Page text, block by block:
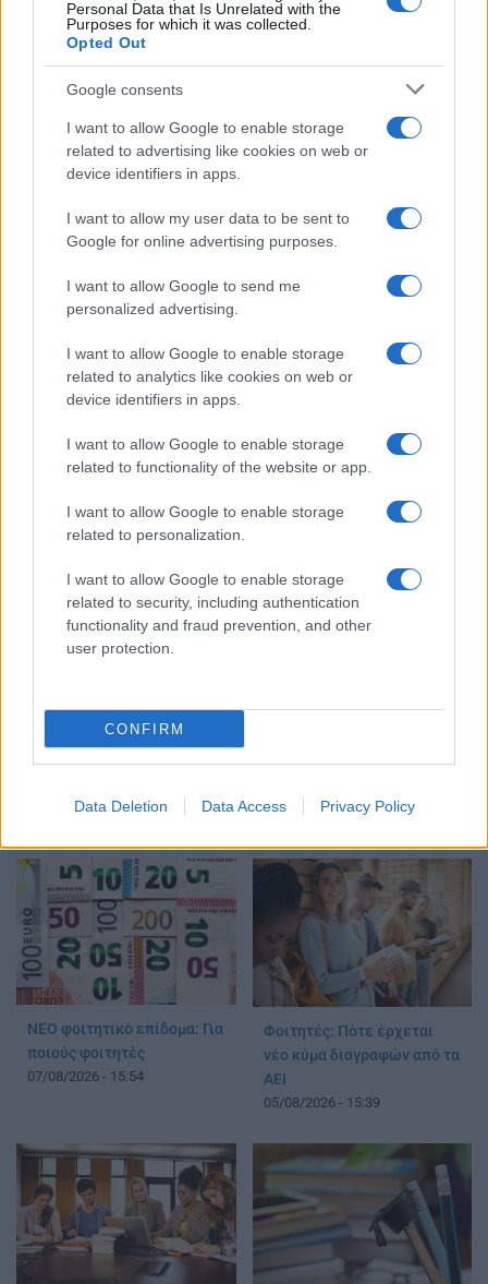
Personal Data that Is Unrelated with the
Purposes for which it was collected.
Opted Out
Google consents
I want to allow Google to enable storage
related to advertising like cookies on web or
device identifiers in apps.
I want to allow my user data to be sent to
Google for online advertising purposes.
I want to allow Google to send me
personalized advertising.
I want to allow Google to enable storage
related to analytics like cookies on web or
device identifiers in apps.
I want to allow Google to enable storage
related to functionality of the website or app.
I want to allow Google to enable storage
related to personalization.
I want to allow Google to enable storage
related to security, including authentication
functionality and fraud prevention, and other
user protection.
CONFIRM
Data Deletion Data Access Privacy Policy
TελευταίεςΕιδήσειςγια την Παιδεία και την εργασία
ΔΙΑΒΑΣΤΕ ΑΚΟΜΑ
ΝΕΟ φοιτητικό επίδομα: Για
ποιούς φοιτητές
07/08/2026 - 15:54
Φοιτητές: Πότε έρχεται
νέο κύμα διαγραφών από τα
ΑΕΙ
05/08/2026 - 15:39